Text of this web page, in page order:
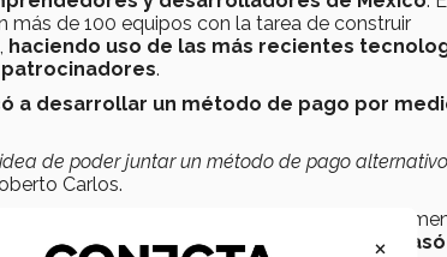
de 100 equipos con la tarea de construir
haciendo uso de las más recientes
.
a desarrollar un método de pago por
de poder juntar un método de pago
Carlos.
en finanzas, pero con ayuda de
para desarrollar su propuesta.
El equipo
×